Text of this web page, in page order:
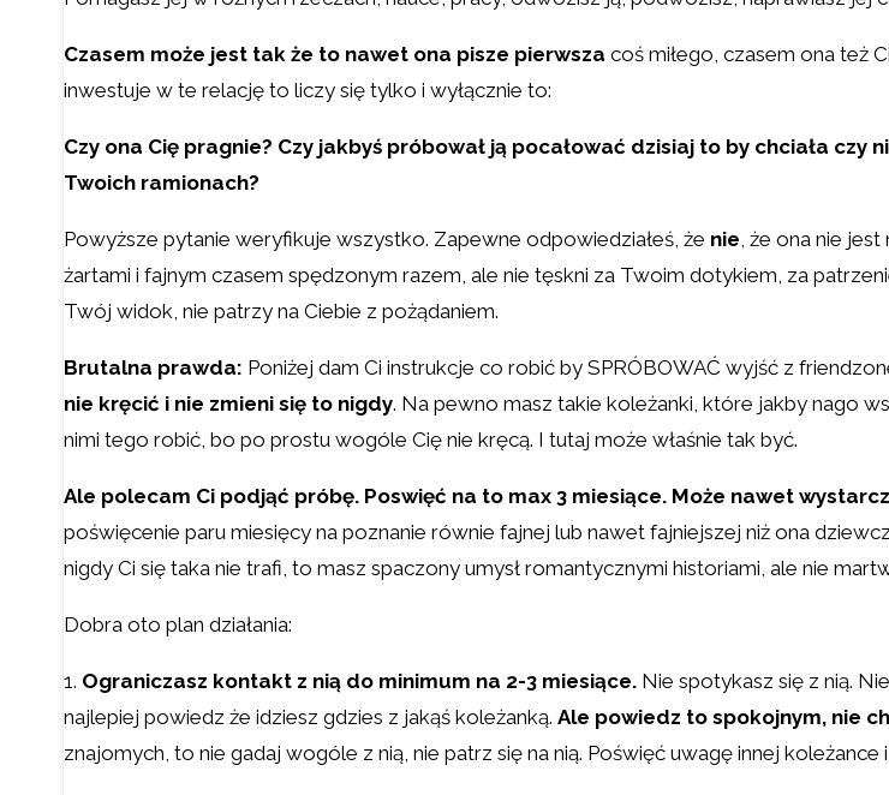
Czasem może jest tak że to nawet ona pisze pierwsza coś miłego, czasem ona też
inwestuje w te relację to liczy się tylko i wyłącznie to:
Czy ona Cię pragnie? Czy jakbyś próbował ją pocałować dzisiaj to by chciała czy
Twoich ramionach?
Powyższe pytanie weryfikuje wszystko. Zapewne odpowiedziałeś, że nie, że ona nie
żartami i fajnym czasem spędzonym razem, ale nie tęskni za Twoim dotykiem, za
Twój widok, nie patrzy na Ciebie z pożądaniem.
Brutalna prawda: Poniżej dam Ci instrukcje co robić by SPRÓBOWAĆ wyjść z
nie kręcić i nie zmieni się to nigdy. Na pewno masz takie koleżanki, które jakby nago
nimi tego robić, bo po prostu wogóle Cię nie kręcą. I tutaj może właśnie tak być.
Ale polecam Ci podjąć próbę. Poswięć na to max 3 miesiące. Może nawet
poświęcenie paru miesięcy na poznanie równie fajnej lub nawet fajniejszej niż ona
nigdy Ci się taka nie trafi, to masz spaczony umysł romantycznymi historiami, ale nie
Dobra oto plan działania:
1. Ograniczasz kontakt z nią do minimum na 2-3 miesiące. Nie spotykasz się z nią.
najlepiej powiedz że idziesz gdzies z jakąś koleżanką. Ale powiedz to spokojnym, nie
znajomych, to nie gadaj wogóle z nią, nie patrz się na nią. Poświęć uwagę innej